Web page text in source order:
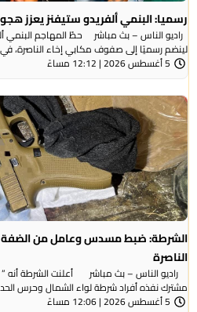
رسميا: البنمي ألفريدو ستيفنز يعزز
راديو الناس – بث مباشر حطّ المهاجم البنمي
لينضم رسميًا إلى صفوف مكابي إخاء الناصرة، في
5 أغسطس 2026 | 12:12 مساءً
الشرطة: ضبط مسدس وعامل من الضفة
الناصرة
مشترك نفذه أفراد شرطة لواء الشمال وحرس
5 أغسطس 2026 | 12:06 مساءً